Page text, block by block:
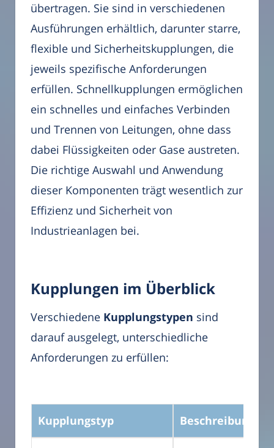
übertragen. Sie sind in verschiedenen
Ausführungen erhältlich, darunter starre,
flexible und Sicherheitskupplungen, die
jeweils spezifische Anforderungen
erfüllen. Schnellkupplungen ermöglichen
ein schnelles und einfaches Verbinden
und Trennen von Leitungen, ohne dass
dabei Flüssigkeiten oder Gase austreten.
Die richtige Auswahl und Anwendung
dieser Komponenten trägt wesentlich zur
Effizienz und Sicherheit von
Industrieanlagen bei.
Kupplungen im Überblick
Verschiedene Kupplungstypen sind
darauf ausgelegt, unterschiedliche
Anforderungen zu erfüllen:
Kupplungstyp Beschreibung